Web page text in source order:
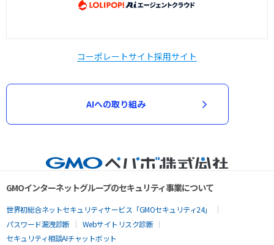
コーポレートサイト採用サイト
AIへの取り組み
GMOインターネットグループのセキュリティ事業について
世界初総合ネットセキュリティサービス「GMOセキュリティ24」
パスワード漏洩診断
Webサイトリスク診断
セキュリティ相談AIチャットボット